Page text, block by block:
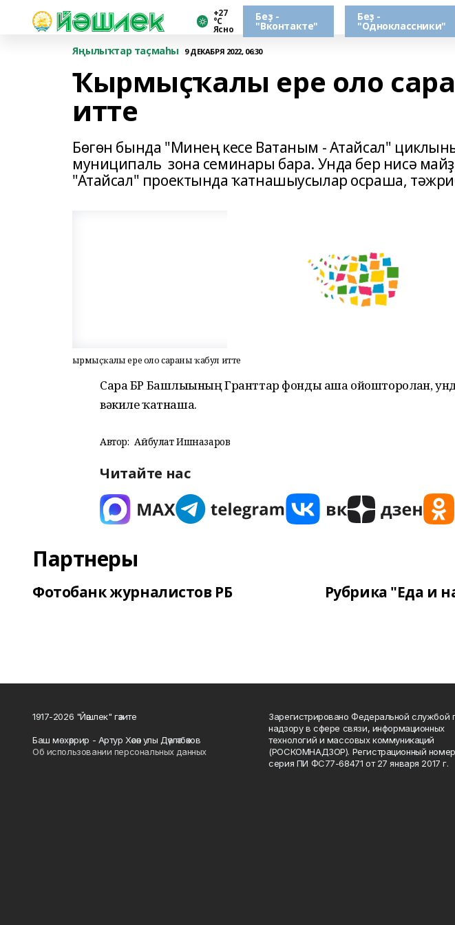
+27
°С
Ясно
Беҙ -
"Вконтакте"
Беҙ -
"Одноклассники"
Яңылыҡтар таҫмаһы
9 ДЕКАБРЯ 2022, 06:30
Ҡырмыҫҡалы ере оло
итте
Бөгөн бында "Минең кесе Ватаным - Атайсал"
муниципаль зона семинары бара. Унда бер нисә
"Атайсал" проектында ҡатнашыусылар осраша,
Ҡырмыҫҡалы ере оло сараны ҡабул итте
Сара БР Башлығының Гранттар фонды аша ойошторолған,
вәкиле ҡатнаша.
Автор: Айбулат Ишназаров
Читайте нас
Партнеры
Фотобанк журналистов РБ Рубрика "Еда и
1917-2026 "Йәшлек" гәзите
Баш мөхәррир - Артур Хәсән улы Дәүләтбәков
Об использовании персональных данных
Зарегистрировано Федеральной службой
надзору в сфере связи, информационных
технологий и массовых коммуникаций
(РОСКОМНАДЗОР). Регистрационный
серия ПИ ФС77-68471 от 27 января 2017 г.